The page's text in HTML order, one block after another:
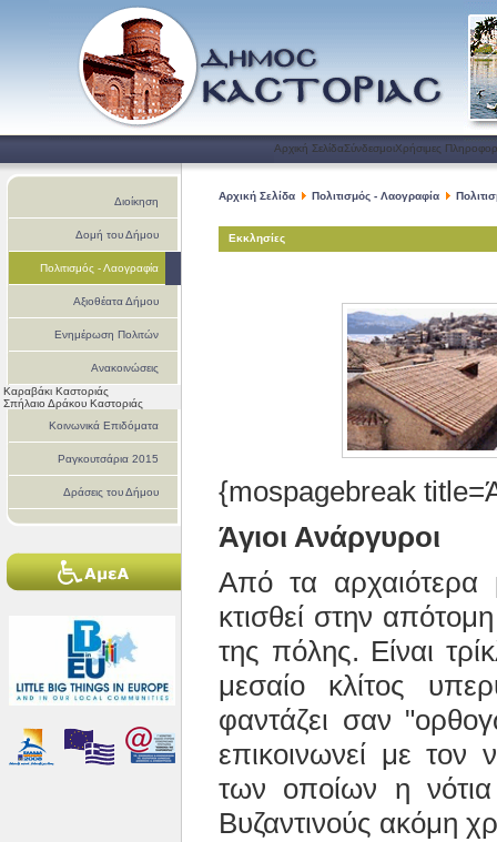
Αρχική ΣελίδαΣύνδεσμοιΧρήσιμες
Διοίκηση
Δομή του Δήμου
Πολιτισμός - Λαογραφία
Αξιοθέατα Δήμου
Ενημέρωση Πολιτών
Ανακοινώσεις
Καραβάκι Καστοριάς
Σπήλαιο Δράκου Καστοριάς
Κοινωνικά Επιδόματα
Ραγκουτσάρια 2015
Δράσεις του Δήμου
Αρχική Σελίδα Πολιτισμός - Λαογραφία
Εκκλησίες
{mospagebreak
Άγιοι Ανάργυροι
Από τα αρχαιότερα
κτισθεί στην
της πόλης. Είναι
μεσαίο κλίτος
φαντάζει σαν
επικοινωνεί με
των οποίων η
Βυζαντινούς ακόμη